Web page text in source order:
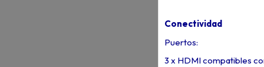
Conectividad
Puertos:
3 x HDMI compatibles